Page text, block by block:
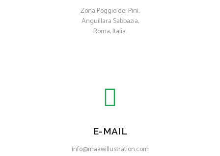
Zona Poggio dei Pini,
Anguillara Sabbazia,
Roma, Italia.
E-MAIL
info@maawillustration.com